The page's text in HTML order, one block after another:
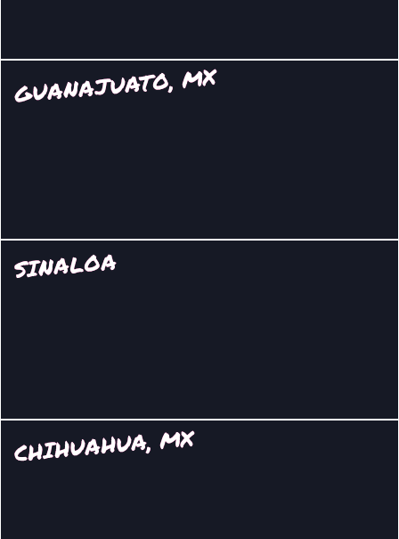
GUANAJUATO, MX
SINALOA
CHIHUAHUA, MX